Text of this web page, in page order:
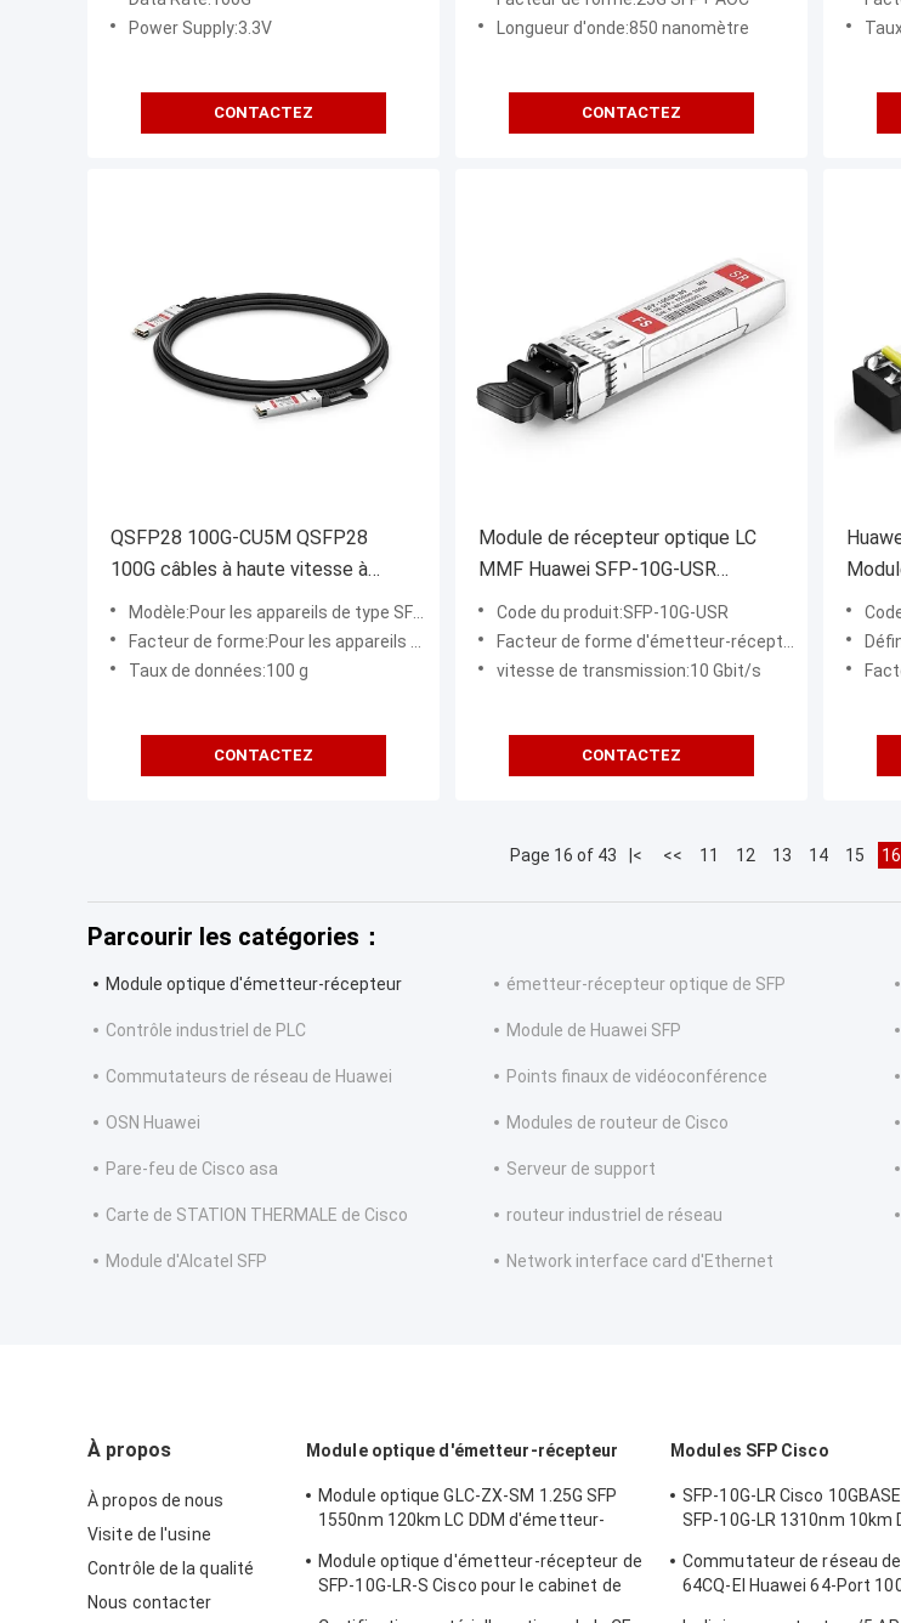
Power Supply:3.3V
CONTACTEZ
Longueur d'onde:850 nanomètre
CONTACTEZ
QSFP28 100G-CU5M QSFP28
100G câbles à haute vitesse à
raccordement direct 5m (QSFP28)
CC8P0 4B(S) QSFP28
Modèle:Pour les appareils de type SFP28-100G
Facteur de forme:Pour les appareils de type:
Taux de données:100 g
CONTACTEZ
Module de récepteur optique LC
MMF Huawei SFP-10G-USR
compatible 10GBASE-SR SFP+
850nm 100m DOM Duplex
Code du produit:SFP-10G-USR
Facteur de forme d'émetteur-récepteur:SFP+
vitesse de transmission:10 Gbit/s
CONTACTEZ
Page 16 of 43 |< << 11 12 13 14 15 16
Parcourir les catégories：
Module optique d'émetteur-récepteur émetteur-récepteur optique de SFP
Contrôle industriel de PLC Module de Huawei SFP
Commutateurs de réseau de Huawei Points finaux de vidéoconférence
OSN Huawei Modules de routeur de Cisco
Pare-feu de Cisco asa Serveur de support
Carte de STATION THERMALE de Cisco routeur industriel de réseau
Module d'Alcatel SFP Network interface card d'Ethernet
À propos
À propos de nous
Visite de l'usine
Contrôle de la qualité
Nous contacter
Module optique d'émetteur-récepteur
Module optique GLC-ZX-SM 1.25G SFP
1550nm 120km LC DDM d'émetteur-
Module optique d'émetteur-récepteur de
SFP-10G-LR-S Cisco pour le cabinet de
Modules SFP Cisco
SFP-10G-LR Cisco
SFP-10G-LR 1310nm 10km
Commutateur de réseau de
64CQ-EI Huawei 64-Port